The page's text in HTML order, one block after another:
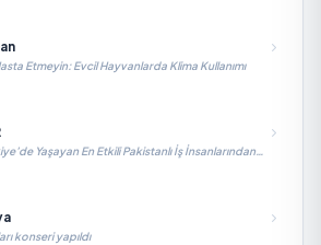
Etmeyin: Evcil Hayvanlarda Klima Kullanımı
Yaşayan En Etkili Pakistanlı İş İnsanlarından
Ekonomik Diplomasiyi Güçlendiriyor
konseri yapıldı